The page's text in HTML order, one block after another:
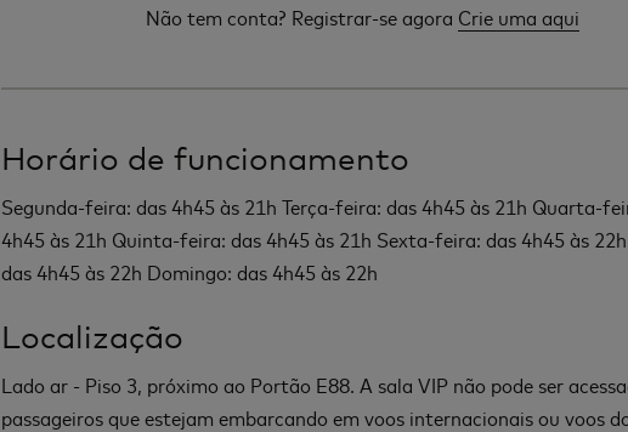
Não tem conta? Registrar-se agora Crie uma aqui
Horário de funcionamento
Segunda-feira: das 4h45 às 21h Terça-feira: das 4h45 às 21h Quarta-
4h45 às 21h Quinta-feira: das 4h45 às 21h Sexta-feira: das 4h45 às
das 4h45 às 22h Domingo: das 4h45 às 22h
Localização
Lado ar - Piso 3, próximo ao Portão E88. A sala VIP não pode ser
passageiros que estejam embarcando em voos internacionais ou voos